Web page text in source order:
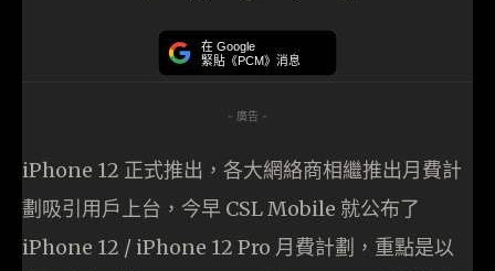
在 Google
緊貼《PCM》消息
- 廣告 -
iPhone 12 正式推出，各大網絡商相繼推出月費計
劃吸引用戶上台，今早 CSL Mobile 就公布了
iPhone 12 / iPhone 12 Pro 月費計劃，重點是以